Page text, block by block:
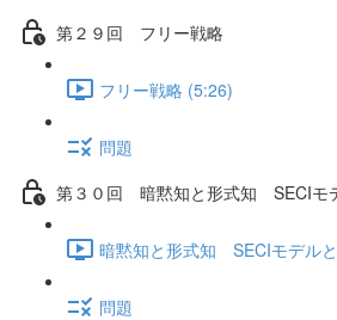
第２９回 フリー戦略
フリー戦略 (5:26)
問題
第３０回 暗黙知と形式知 SECIモ
暗黙知と形式知 SECIモデル
問題